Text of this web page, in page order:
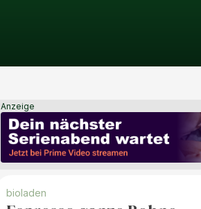
Anzeige
bioladen